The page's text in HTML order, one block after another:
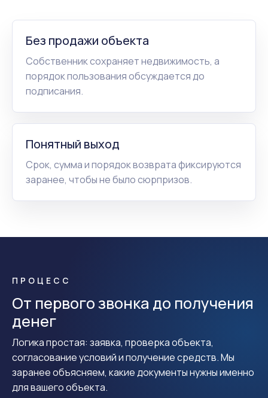
Без продажи объекта
Собственник сохраняет недвижимость, а
порядок пользования обсуждается до
подписания.
Понятный выход
Срок, сумма и порядок возврата фиксируются
заранее, чтобы не было сюрпризов.
ПРОЦЕСС
От первого звонка до получения
денег
Логика простая: заявка, проверка объекта,
согласование условий и получение средств. Мы
заранее объясняем, какие документы нужны именно
для вашего объекта.